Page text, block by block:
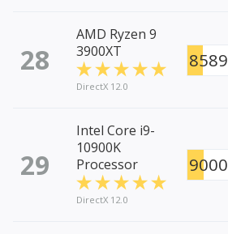
28
AMD Ryzen 9
3900XT
DirectX 12.0
8589
29
Intel Core i9-
10900K
Processor
DirectX 12.0
9000